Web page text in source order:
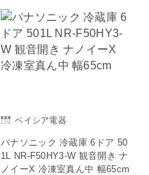
ベイシア電器
パナソニック 冷蔵庫 6ドア 50
1L NR-F50HY3-W 観音開き ナ
ノイーX 冷凍室真ん中 幅65cm